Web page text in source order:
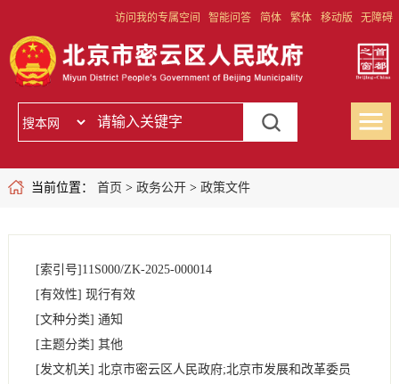
访问我的专属空间 智能问答 简体 繁体 移动版 无障碍
当前位置： 首页 > 政务公开> 政策文件
[索引号] 11S000/ZK-2025-000014
[有效性] 现行有效
[文种分类] 通知
[主题分类] 其他
[发文机关] 北京市密云区人民政府;北京市发展和改革委员